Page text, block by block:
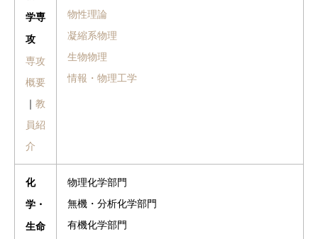
学専
攻
専攻
概要
｜ 教
員紹
介
物性理論
凝縮系物理
生物物理
情報・物理工学
化
学・
生命
物理化学部門
無機・分析化学部門
有機化学部門